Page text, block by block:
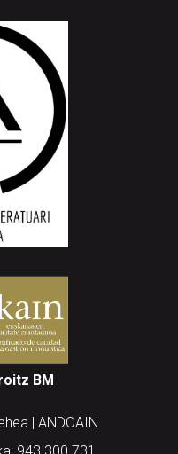
BM
| ANDOAIN